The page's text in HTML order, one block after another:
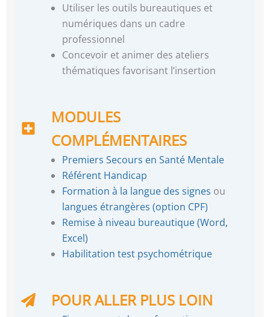
Utiliser les outils bureautiques et
numériques dans un cadre
professionnel
Concevoir et animer des ateliers
thématiques favorisant l’insertion
MODULES
COMPLÉMENTAIRES
Premiers Secours en Santé Mentale
Référent Handicap
Formation à la langue des signes ou
langues étrangères (option CPF)
Remise à niveau bureautique (Word,
Excel)
Habilitation test psychométrique
POUR ALLER PLUS LOIN